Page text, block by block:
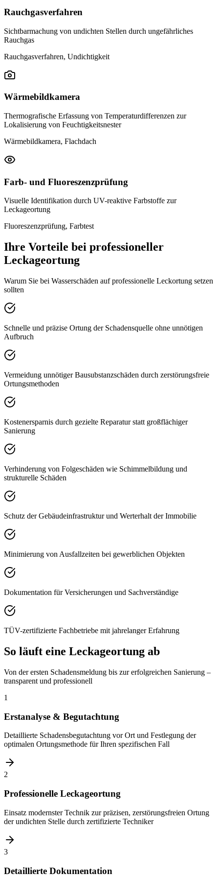
Rauchgasverfahren
Sichtbarmachung von undichten Stellen durch ungefährliches
Rauchgas
Rauchgasverfahren, Undichtigkeit
Wärmebildkamera
Thermografische Erfassung von Temperaturdifferenzen zur
Lokalisierung von Feuchtigkeitsnester
Wärmebildkamera, Flachdach
Farb- und Fluoreszenzprüfung
Visuelle Identifikation durch UV-reaktive Farbstoffe zur
Leckageortung
Fluoreszenzprüfung, Farbtest
Ihre Vorteile bei professioneller
Leckageortung
Warum Sie bei Wasserschäden auf professionelle Leckortung setzen
sollten
Schnelle und präzise Ortung der Schadensquelle ohne unnötigen
Aufbruch
Vermeidung unnötiger Bausubstanzschäden durch zerstörungsfreie
Ortungsmethoden
Kostenersparnis durch gezielte Reparatur statt großflächiger
Sanierung
Verhinderung von Folgeschäden wie Schimmelbildung und
strukturelle Schäden
Schutz der Gebäudeinfrastruktur und Werterhalt der Immobilie
Minimierung von Ausfallzeiten bei gewerblichen Objekten
Dokumentation für Versicherungen und Sachverständige
TÜV-zertifizierte Fachbetriebe mit jahrelanger Erfahrung
So läuft eine Leckageortung ab
Von der ersten Schadensmeldung bis zur erfolgreichen Sanierung –
transparent und professionell
1
Erstanalyse & Begutachtung
Detaillierte Schadensbegutachtung vor Ort und Festlegung der
optimalen Ortungsmethode für Ihren spezifischen Fall
2
Professionelle Leckageortung
Einsatz modernster Technik zur präzisen, zerstörungsfreien Ortung
der undichten Stelle durch zertifizierte Techniker
3
Detaillierte Dokumentation